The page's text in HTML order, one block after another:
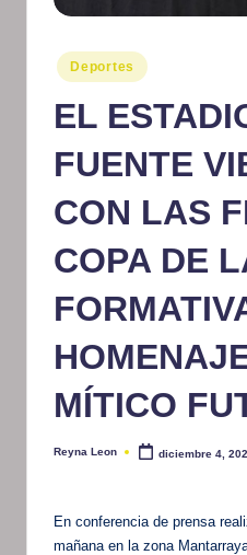
o
r
at
iv
o
Publicado
en
Deportes
EL
FUENTE
CON LAS
COPA DE
MÍTICO
Publicado
Reyna Leon diciembre 4,
En conferencia de prensa
mañana en la zona